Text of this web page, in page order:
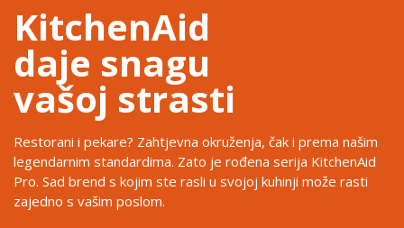
KitchenAid
daje snagu
vašoj strasti
Restorani i pekare? Zahtjevna okruženja, čak i prema našim
legendarnim standardima. Zato je rođena serija KitchenAid
Pro. Sad brend s kojim ste rasli u svojoj kuhinji može rasti
zajedno s vašim poslom.